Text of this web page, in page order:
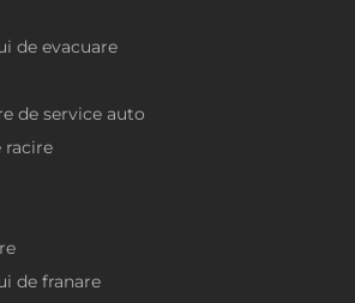
de evacuare
de service auto
racire
de franare